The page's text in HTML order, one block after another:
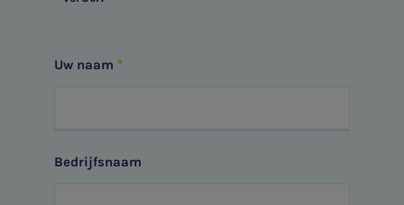
Agro
Uw naam
Bedrijfsnaam